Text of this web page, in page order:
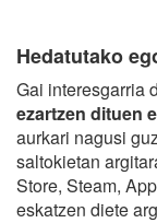
Hedatutako
Gai interesgarria
ezartzen dituen
aurkari nagusi
saltokietan
Store, Steam,
eskatzen diete